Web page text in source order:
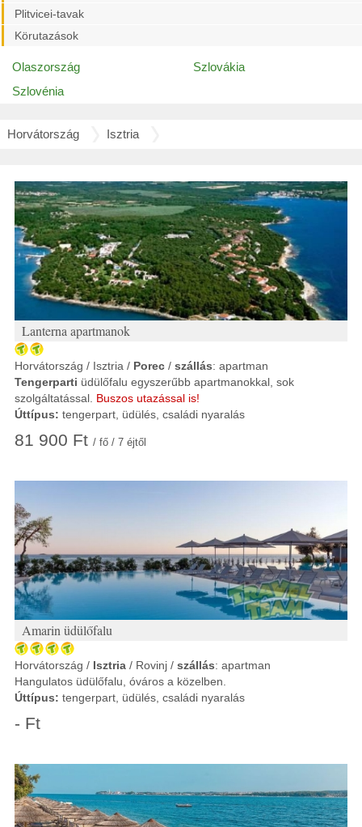
Plitvicei-tavak
Körutazások
Olaszország
Szlovákia
Szlovénia
Horvátország Isztria
Lanterna apartmanok
Horvátország / Isztria / Porec / szállás: apartman
Tengerparti üdülőfalu egyszerűbb apartmanokkal, sok
szolgáltatással. Buszos utazással is!
Úttípus: tengerpart, üdülés, családi nyaralás
81 900 Ft / fő / 7 éjtől
Amarin üdülőfalu
Horvátország / Isztria / Rovinj / szállás: apartman
Hangulatos üdülőfalu, óváros a közelben.
Úttípus: tengerpart, üdülés, családi nyaralás
- Ft